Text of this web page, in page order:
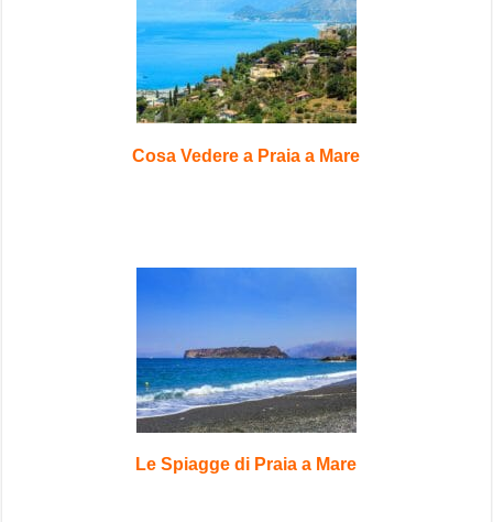
Cosa Vedere a Praia a Mare
Le Spiagge di Praia a Mare